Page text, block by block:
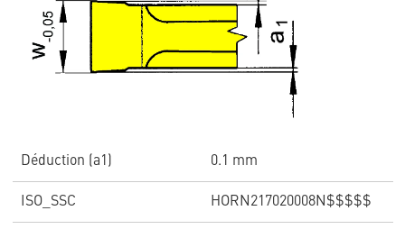
Déduction (a1) 0.1 mm
ISO_SSC HORN217020008N$$$$$